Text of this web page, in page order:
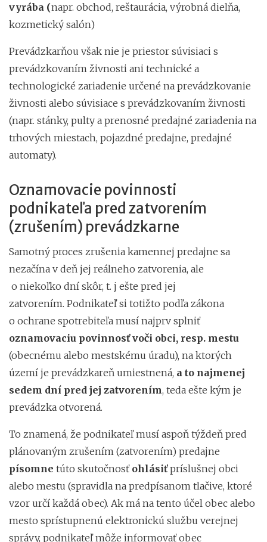
vyrába (napr. obchod, reštaurácia, výrobná dielňa,
kozmetický salón)
Prevádzkarňou však nie je priestor súvisiaci s
prevádzkovaním živnosti ani technické a
technologické zariadenie určené na prevádzkovanie
živnosti alebo súvisiace s prevádzkovaním živnosti
(napr. stánky, pulty a prenosné predajné zariadenia na
trhových miestach, pojazdné predajne, predajné
automaty).
Oznamovacie povinnosti
podnikateľa pred zatvorením
(zrušením) prevádzkarne
Samotný proces zrušenia kamennej predajne sa
nezačína v deň jej reálneho zatvorenia, ale
o niekoľko dní skôr, t. j ešte pred jej
zatvorením. Podnikateľ si totižto podľa zákona
o ochrane spotrebiteľa musí najprv splniť
oznamovaciu povinnosť voči obci, resp. mestu
(obecnému alebo mestskému úradu), na ktorých
území je prevádzkareň umiestnená, a to najmenej
sedem dní pred jej zatvorením, teda ešte kým je
prevádzka otvorená.
To znamená, že podnikateľ musí aspoň týždeň pred
plánovaným zrušením (zatvorením) predajne
písomne túto skutočnosť ohlásiťpríslušnej obci
alebo mestu (spravidla na predpísanom tlačive, ktoré
vzor určí každá obec). Ak má na tento účel obec alebo
mesto sprístupnenú elektronickú službu verejnej
správy, podnikateľ môže informovať obec